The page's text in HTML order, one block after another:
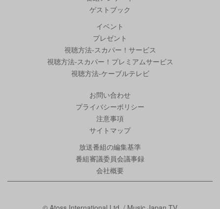
ゲストブック
イベント
プレゼント
視聴方法-スカパー！サービス
視聴方法-スカパー！プレミアムサービス
視聴方法-ケーブルテレビ
お問い合わせ
プライバシーポリシー
注意事項
サイトマップ
放送番組の編集基準
番組審議委員会議事録
会社概要